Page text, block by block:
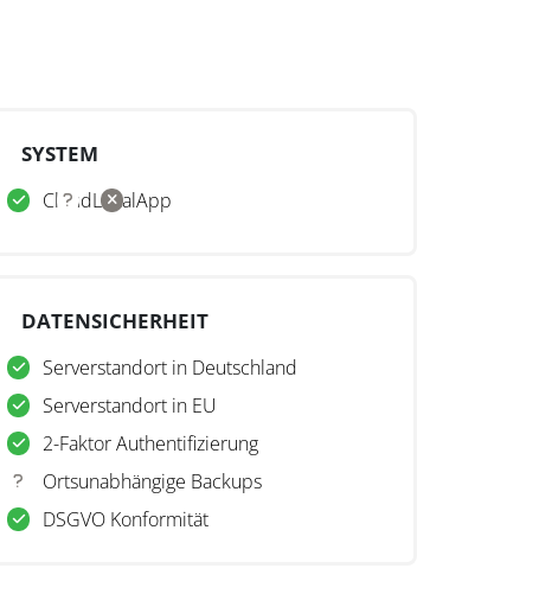
SYSTEM
CloudLokalApp
DATENSICHERHEIT
Serverstandort in Deutschland
Serverstandort in EU
2-Faktor Authentifizierung
Ortsunabhängige Backups
DSGVO Konformität